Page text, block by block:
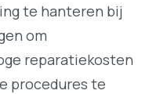
te hanteren bij
om
reparatiekosten
procedures te